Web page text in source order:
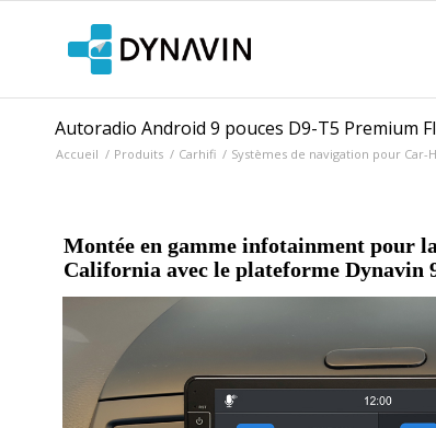
Autoradio Android 9 pouces D9-T5 Premium
Accueil / Produits / Carhifi / Systèmes de navigation pour Car-
Montée en gamme infotainment pour
California avec le plateforme Dynavin